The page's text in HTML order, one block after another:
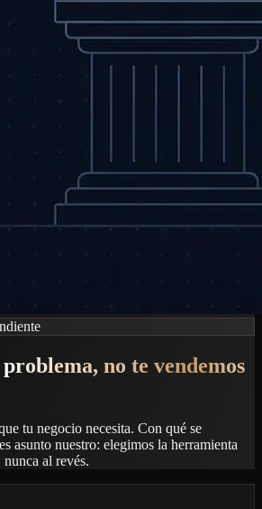
no te vendemos
tu negocio necesita. Con qué se
nuestro: elegimos la herramienta
nunca al revés.